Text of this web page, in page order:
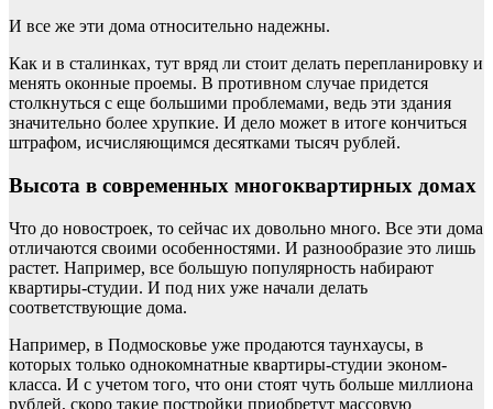
И все же эти дома относительно надежны.
Как и в сталинках, тут вряд ли стоит делать перепланировку и
менять оконные проемы. В противном случае придется
столкнуться с еще большими проблемами, ведь эти здания
значительно более хрупкие. И дело может в итоге кончиться
штрафом, исчисляющимся десятками тысяч рублей.
Высота в современных многоквартирных домах
Что до новостроек, то сейчас их довольно много. Все эти дома
отличаются своими особенностями. И разнообразие это лишь
растет. Например, все большую популярность набирают
квартиры-студии. И под них уже начали делать
соответствующие дома.
Например, в Подмосковье уже продаются таунхаусы, в
которых только однокомнатные квартиры-студии эконом-
класса. И с учетом того, что они стоят чуть больше миллиона
рублей, скоро такие постройки приобретут массовую